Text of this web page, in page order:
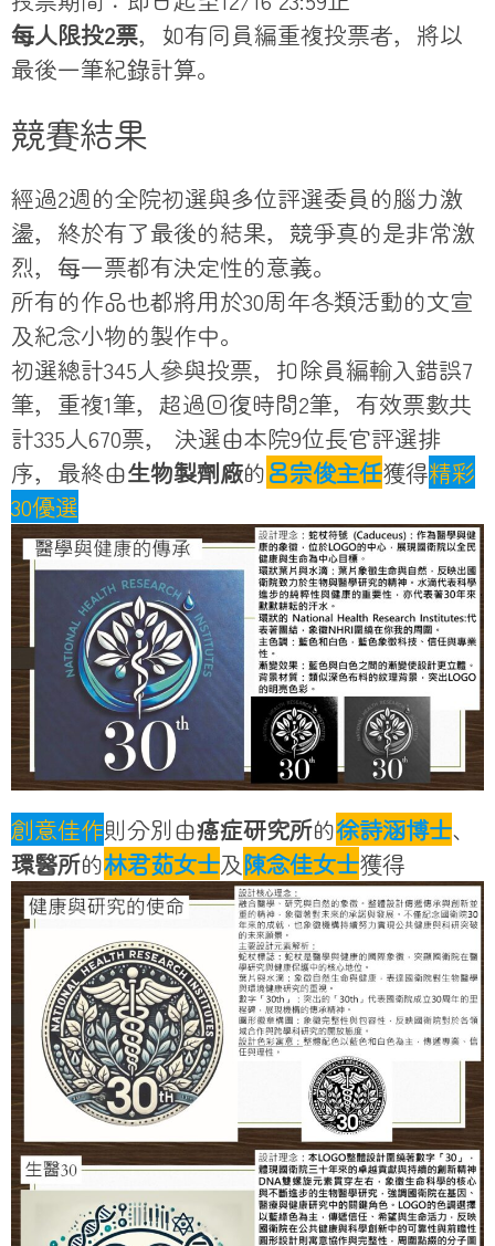
每人限投2票，如有同員編重複投票者，將以
最後一筆紀錄計算。
競賽結果
經過2週的全院初選與多位評選委員的腦力激
盪，終於有了最後的結果，競爭真的是非常激
烈，每一票都有決定性的意義。
所有的作品也都將用於30周年各類活動的文宣
及紀念小物的製作中。
初選總計345人參與投票，扣除員編輸入錯誤7
筆，重複1筆，超過回復時間2筆，有效票數共
計335人670票， 決選由本院9位長官評選排
序，最終由生物製劑廠的呂宗俊主任獲得精彩
30優選
創意佳作則分別由癌症研究所的徐詩涵博士、
環醫所的林君茹女士及陳念佳女士獲得